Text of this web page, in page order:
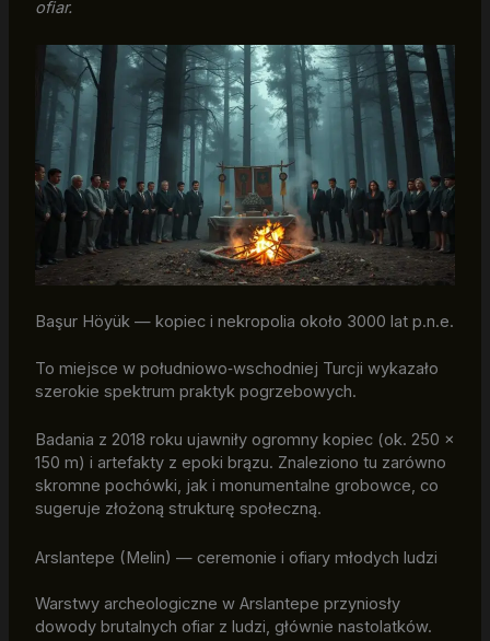
ofiar.
Başur Höyük — kopiec i nekropolia około 3000 lat p.n.e.
To miejsce w południowo‑wschodniej Turcji wykazało
szerokie spektrum praktyk pogrzebowych.
Badania z 2018 roku ujawniły ogromny kopiec (ok. 250 ×
150 m) i artefakty z epoki brązu. Znaleziono tu zarówno
skromne pochówki, jak i monumentalne grobowce, co
sugeruje złożoną strukturę społeczną.
Arslantepe (Melin) — ceremonie i ofiary młodych ludzi
Warstwy archeologiczne w Arslantepe przyniosły
dowody brutalnych ofiar z ludzi, głównie nastolatków.